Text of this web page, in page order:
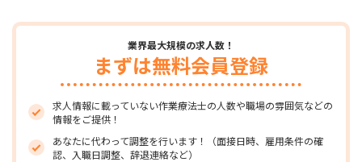
業界最大規模の求人数！
まずは無料会員登録
求人情報に載っていない作業療法士の人数や職場の雰囲気などの
情報をご提供！
あなたに代わって調整を行います！（面接日時、雇用条件の確
認、入職日調整、辞退連絡など）